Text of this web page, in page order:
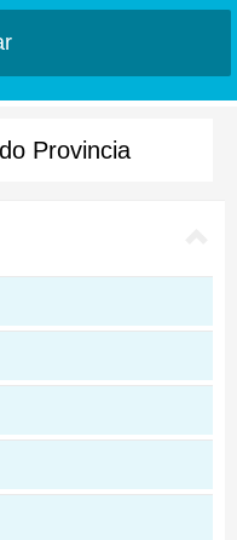
Provincia